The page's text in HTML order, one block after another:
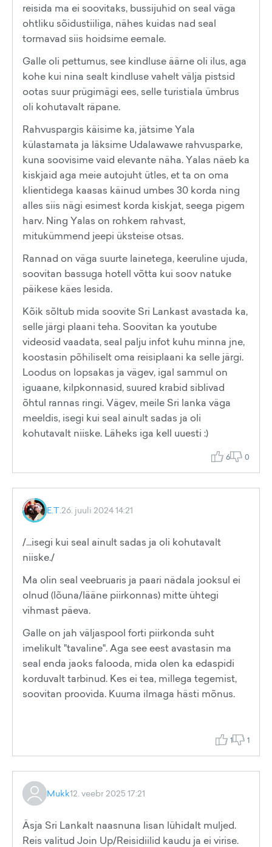
reisida ma ei soovitaks, bussijuhid on seal väga
ohtliku sõidustiiliga, nähes kuidas nad seal
tormavad siis hoidsime eemale.
Galle oli pettumus, see kindluse äärne oli ilus, aga
kohe kui nina sealt kindluse vahelt välja pistsid
ootas suur prügimägi ees, selle turistiala ümbrus
oli kohutavalt räpane.
Rahvuspargis käisime ka, jätsime Yala
külastamata ja läksime Udalawawe rahvusparke,
kuna soovisime vaid elevante näha. Yalas näeb ka
kiskjaid aga meie autojuht ütles, et ta on oma
klientidega kaasas käinud umbes 30 korda ning
alles siis nägi esimest korda kiskjat, seega pigem
harv. Ning Yalas on rohkem rahvast,
mitukümmend jeepi üksteise otsas.
Rannad on väga suurte lainetega, keeruline ujuda,
soovitan bassuga hotell võtta kui soov natuke
päikese käes lesida.
Kõik sõltub mida soovite Sri Lankast avastada ka,
selle järgi plaani teha. Soovitan ka youtube
videosid vaadata, seal palju infot kuhu minna jne,
koostasin põhiliselt oma reisiplaani ka selle järgi.
Loodus on lopsakas ja vägev, igal sammul on
iguaane, kilpkonnasid, suured krabid siblivad
õhtul rannas ringi. Vägev, meile Sri lanka väga
meeldis, isegi kui seal ainult sadas ja oli
kohutavalt niiske. Läheks iga kell uuesti :)
6 0
E.T.26. juuli 2024 14:21
/...isegi kui seal ainult sadas ja oli kohutavalt
niiske./
Ma olin seal veebruaris ja paari nädala jooksul ei
olnud (lõuna/lääne piirkonnas) mitte ühtegi
vihmast päeva.
Galle on jah väljaspool forti piirkonda suht
imelikult "tavaline". Aga see eest avastasin ma
seal enda jaoks falooda, mida olen ka edaspidi
korduvalt tarbinud. Kes ei tea, millega tegemist,
soovitan proovida. Kuuma ilmaga hästi mõnus.
1 1
Mukk12. veebr 2025 17:21
Äsja Sri Lankalt naasnuna lisan lühidalt muljed.
Reis valitud Join Up/Reisidiilid kaudu ja ei virise.